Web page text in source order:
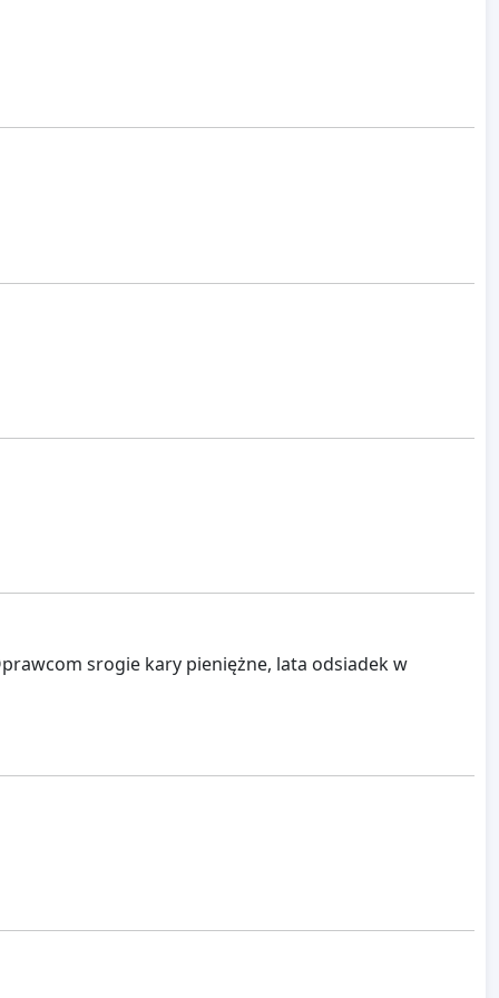
srogie kary pieniężne, lata odsiadek w